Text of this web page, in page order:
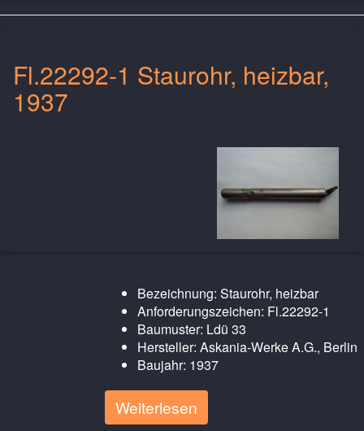
Fl.22292-1 Staurohr, heizbar,
1937
Bezeichnung: Staurohr, heizbar
Anforderungszeichen: Fl.22292-1
Baumuster: Ldü 33
Hersteller: Askania-Werke A.G., Berlin
Baujahr: 1937
Weiterlesen